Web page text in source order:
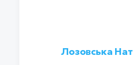
Лозовська